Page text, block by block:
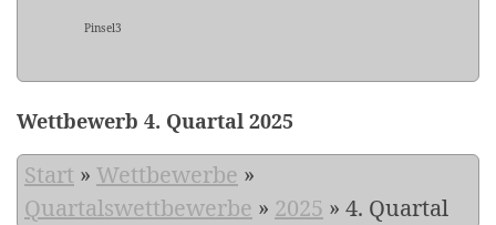
Pinsel3
Wettbewerb 4. Quartal 2025
Start » Wettbewerbe »
Quartalswettbewerbe » 2025 » 4. Quartal